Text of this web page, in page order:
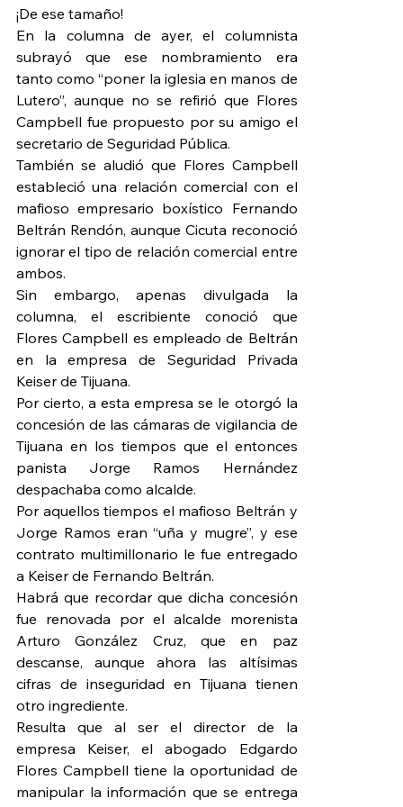
¡De ese tamaño!
En la columna de ayer, el columnista
subrayó que ese nombramiento era
tanto como “poner la iglesia en manos de
Lutero”, aunque no se refirió que Flores
Campbell fue propuesto por su amigo el
secretario de Seguridad Pública.
También se aludió que Flores Campbell
estableció una relación comercial con el
mafioso empresario boxístico Fernando
Beltrán Rendón, aunque Cicuta reconoció
ignorar el tipo de relación comercial entre
ambos.
Sin embargo, apenas divulgada la
columna, el escribiente conoció que
Flores Campbell es empleado de Beltrán
en la empresa de Seguridad Privada
Keiser de Tijuana.
Por cierto, a esta empresa se le otorgó la
concesión de las cámaras de vigilancia de
Tijuana en los tiempos que el entonces
panista Jorge Ramos Hernández
despachaba como alcalde.
Por aquellos tiempos el mafioso Beltrán y
Jorge Ramos eran “uña y mugre”, y ese
contrato multimillonario le fue entregado
a Keiser de Fernando Beltrán.
Habrá que recordar que dicha concesión
fue renovada por el alcalde morenista
Arturo González Cruz, que en paz
descanse, aunque ahora las altísimas
cifras de inseguridad en Tijuana tienen
otro ingrediente.
Resulta que al ser el director de la
empresa Keiser, el abogado Edgardo
Flores Campbell tiene la oportunidad de
manipular la información que se entrega